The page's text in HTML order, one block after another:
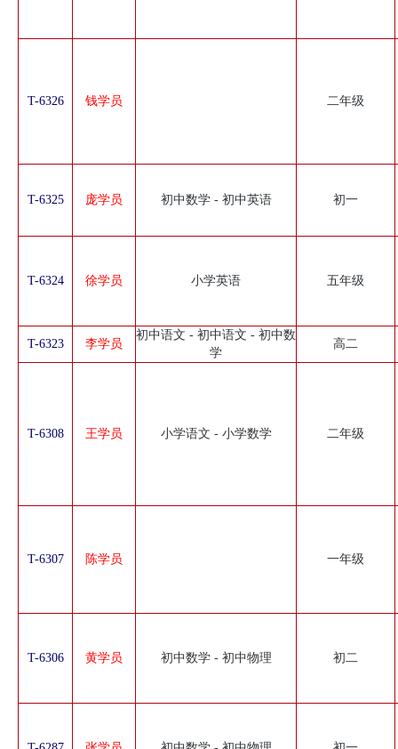
T-6326 钱学员 二年级
T-6325 庞学员 初中数学 - 初中英语 初一
T-6324 徐学员 小学英语 五年级
T-6323 李学员
初中语文 - 初中语文 - 初中数
学
高二
T-6308 王学员 小学语文 - 小学数学 二年级
T-6307 陈学员 一年级
T-6306 黄学员 初中数学 - 初中物理 初二